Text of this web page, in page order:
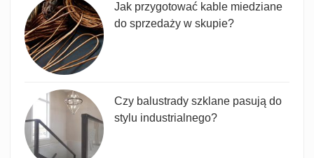
Jak przygotować kable miedziane
do sprzedaży w skupie?
Czy balustrady szklane pasują do
stylu industrialnego?